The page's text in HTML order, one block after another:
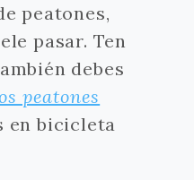
peatones,
pasar. Ten
debes
peatones
en bicicleta